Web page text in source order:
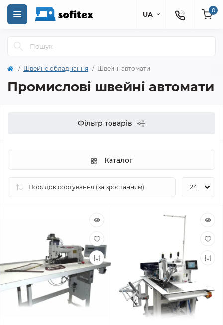
UA 0
Швейне обладнання Швейні автомати
Промислові швейні автомати
Фільтр товарів
Каталог